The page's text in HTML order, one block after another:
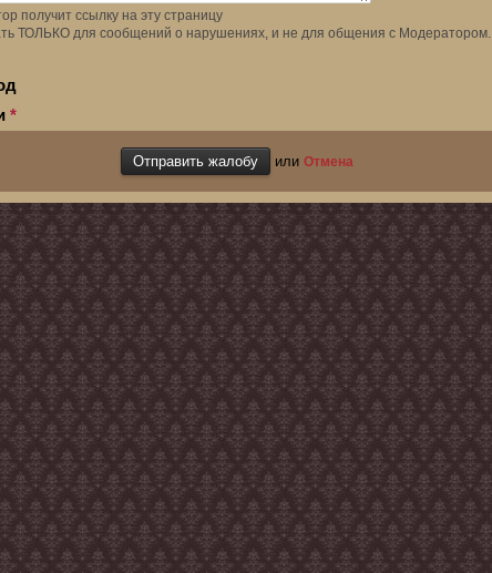
получит ссылку на эту страницу
ТОЛЬКО для сообщений о нарушениях, и не для общения с Модератором.
*
или Отмена